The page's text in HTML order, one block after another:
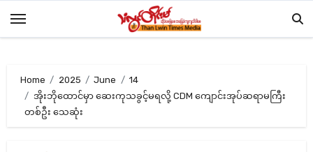
Home 2025 June
14
အိုးဘိုထောင်မှာ ဆေးကုသခွင့်မရလို့ CDM ကျောင်းအုပ်ဆရာမကြီး
တစ်ဦး သေဆုံး